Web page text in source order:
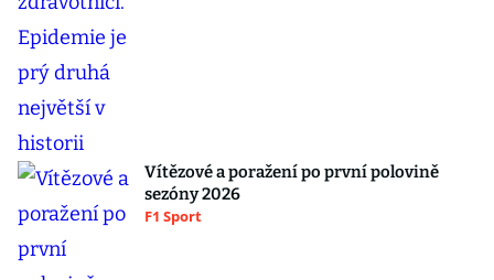
Vítězové a poražení po první polovině
sezóny 2026
F1 Sport